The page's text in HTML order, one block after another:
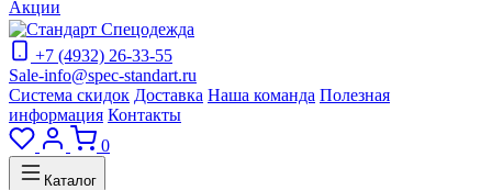
Акции
+7 (4932) 26-33-55
Sale-info@spec-standart.ru
Система скидок Доставка Наша команда Полезная
информация Контакты
0
Каталог